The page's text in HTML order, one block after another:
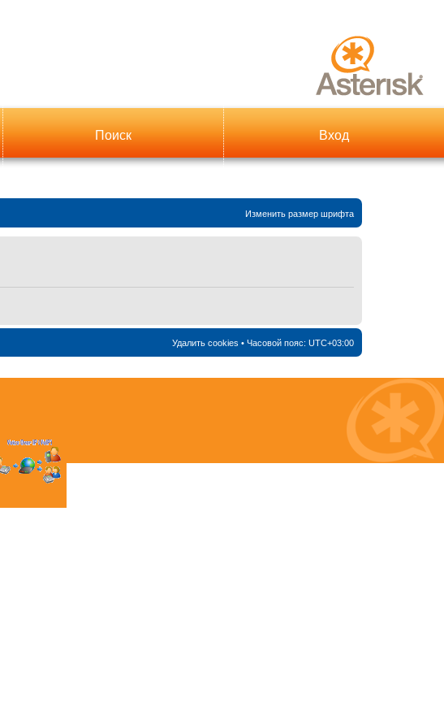
Поиск Вход
Изменить размер шрифта
Удалить cookies • Часовой пояс:UTC+03:00